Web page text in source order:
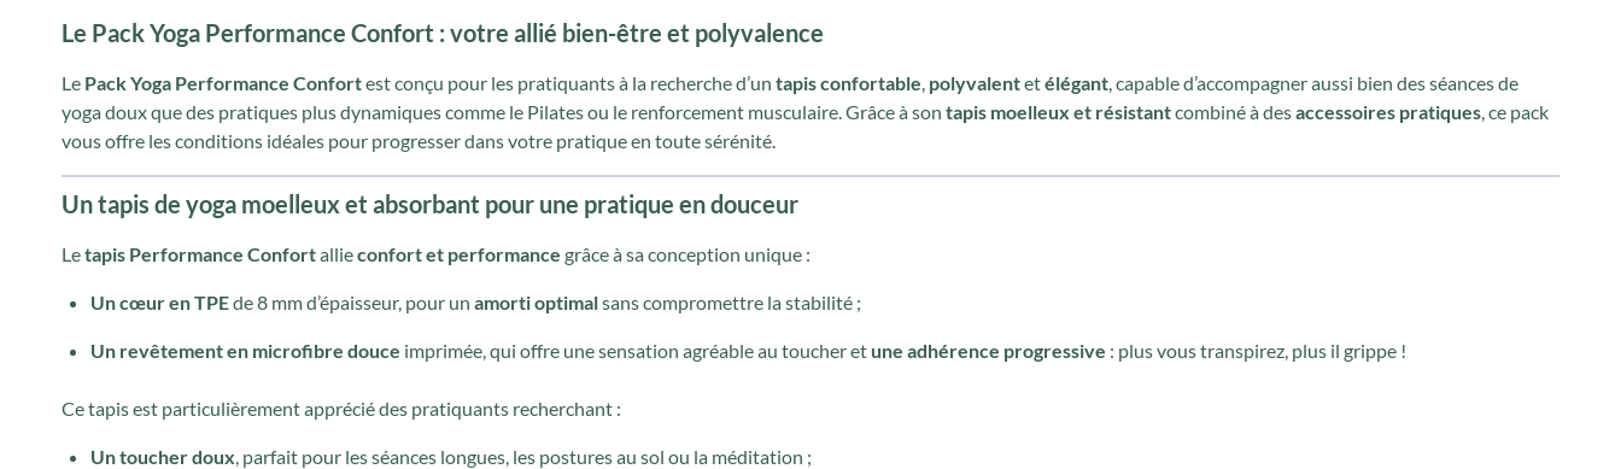
Le Pack Yoga Performance Confort : votre allié bien-être et polyvalence
Le Pack Yoga Performance Confortest conçu pour les pratiquants à la recherche d’un tapis confortable polyvalentetélégant , capable d’accompagner aussi bien des séances de
yoga doux que des pratiques plus dynamiques comme le Pilates ou le renforcement musculaire. Grâce à son tapis moelleux et résistantcombiné à desaccessoires pratiques , ce pack
vous offre les conditions idéales pour progresser dans votre pratique en toute sérénité.
Un tapis de yoga moelleux et absorbant pour une pratique en douceur
Letapis Performance Confortallieconfort et performance grâce à sa conception unique :
Un cœur en TPEde 8 mm d’épaisseur, pour un amorti optimalsans compromettre la stabilité ;
Un revêtement en microfibre douce imprimée, qui offre une sensation agréable au toucher et une adhérence progressive : plus vous transpirez, plus il grippe !
Ce tapis est particulièrement apprécié des pratiquants recherchant :
Un toucher doux , parfait pour les séances longues, les postures au sol ou la méditation ;